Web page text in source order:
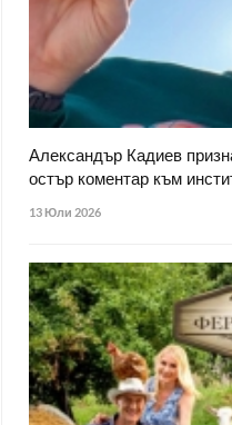
Александър Кадиев
остър коментар към
13 Юли 2026